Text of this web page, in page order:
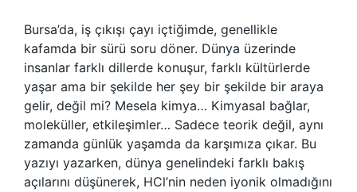
Bursa’da, iş çıkışı çayı içtiğimde, genellikle
kafamda bir sürü soru döner. Dünya üzerinde
insanlar farklı dillerde konuşur, farklı kültürlerde
yaşar ama bir şekilde her şey bir şekilde bir araya
gelir, değil mi? Mesela kimya… Kimyasal bağlar,
moleküller, etkileşimler… Sadece teorik değil, aynı
zamanda günlük yaşamda da karşımıza çıkar. Bu
yazıyı yazarken, dünya genelindeki farklı bakış
açılarını düşünerek, HCl’nin neden iyonik olmadığını